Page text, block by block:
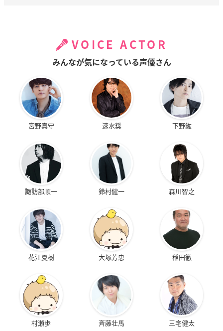
VOICE ACTOR
みんなが気になっている声優さん
宮野真守 速水奨 下野紘
諏訪部順一 鈴村健一 森川智之
花江夏樹 大塚芳忠 稲田徹
村瀬歩 斉藤壮馬 三宅健太